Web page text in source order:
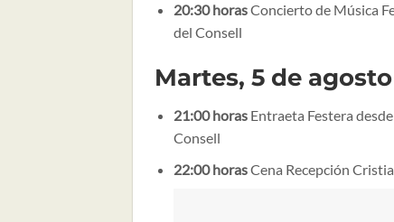
20:30 horasConcierto de Música
del Consell
Martes, 5 de agosto
21:00 horasEntraeta Festera
Consell
22:00 horasCena Recepción